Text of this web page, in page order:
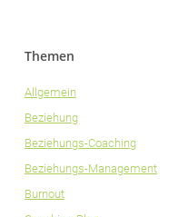
Themen
Allgemein
Beziehung
Beziehungs-Coaching
Beziehungs-Management
Burnout